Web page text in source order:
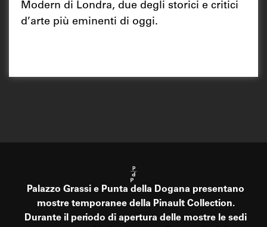
Modern di Londra, due degli storici e critici
d’arte più eminenti di oggi.
Palazzo Grassi e Punta della Dogana presentano
mostre temporanee della Pinault Collection.
Durante il periodo di apertura delle mostre le sedi